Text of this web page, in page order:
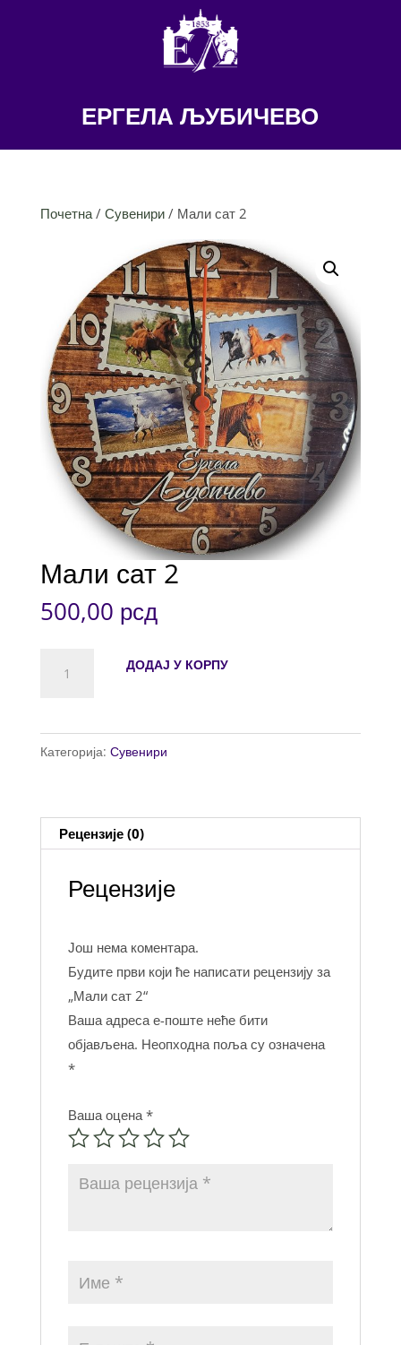
ЕРГЕЛА ЉУБИЧЕВО
Почетна/ Сувенири/ Мали сат 2
Мали сат 2
500,00 рсд
количина
ДОДАЈ У КОРПУ
Категорија: Сувенири
Рецензије (0)
Рецензије
Још нема коментара.
Будите први који ће написати рецензију за
„Мали сат 2“
Ваша адреса е-поште неће бити
објављена. Неопходна поља су означена
*
Ваша оцена *